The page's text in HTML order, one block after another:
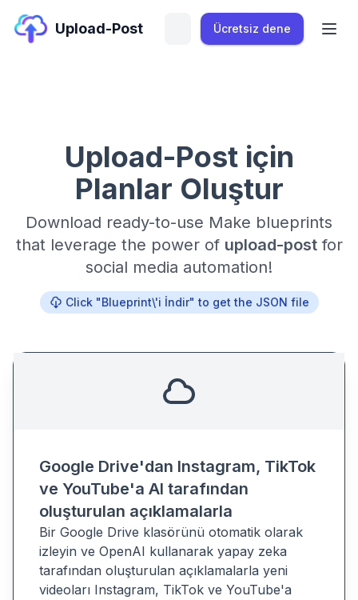
Upload-Post Ücretsiz dene
Upload-Post için
Planlar Oluştur
Download ready-to-use Make blueprints
that leverage the power of upload-postfor
social media automation!
Click "Blueprint\'i İndir" to get the JSON file
Google Drive'dan Instagram, TikTok
ve YouTube'a AI tarafından
oluşturulan açıklamalarla
Bir Google Drive klasörünü otomatik olarak
izleyin ve OpenAI kullanarak yapay zeka
tarafından oluşturulan açıklamalarla yeni
videoları Instagram, TikTok ve YouTube'a